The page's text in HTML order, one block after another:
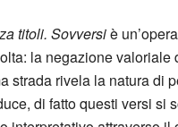
titoli. Sovversiè
la negazione valoriale
strada rivela la natura di
di fatto questi versi si